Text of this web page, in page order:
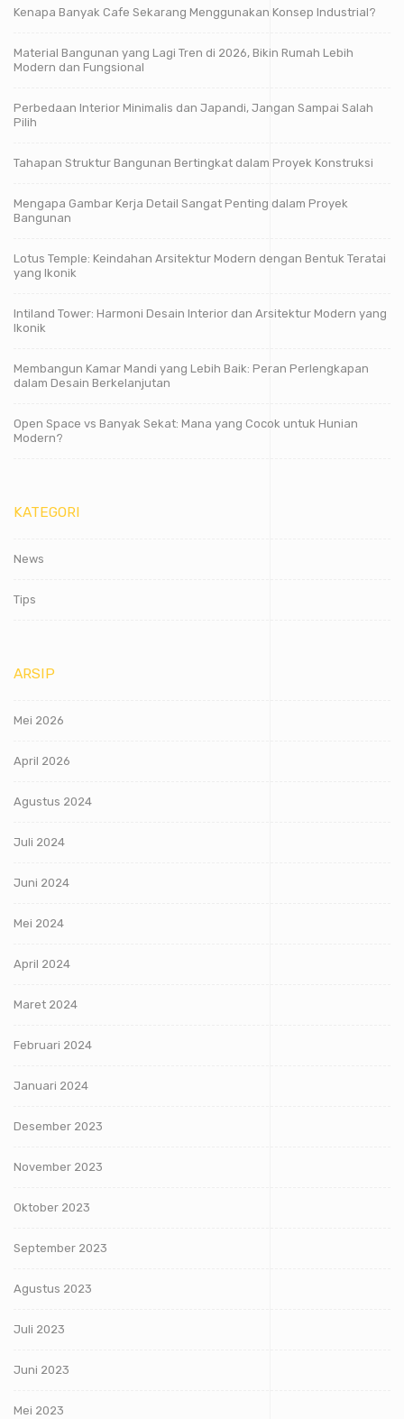
Kenapa Banyak Cafe Sekarang Menggunakan Konsep Industrial?
Material Bangunan yang Lagi Tren di 2026, Bikin Rumah Lebih
Modern dan Fungsional
Perbedaan Interior Minimalis dan Japandi, Jangan Sampai Salah
Pilih
Tahapan Struktur Bangunan Bertingkat dalam Proyek Konstruksi
Mengapa Gambar Kerja Detail Sangat Penting dalam Proyek
Bangunan
Lotus Temple: Keindahan Arsitektur Modern dengan Bentuk Teratai
yang Ikonik
Intiland Tower: Harmoni Desain Interior dan Arsitektur Modern yang
Ikonik
Membangun Kamar Mandi yang Lebih Baik: Peran Perlengkapan
dalam Desain Berkelanjutan
Open Space vs Banyak Sekat: Mana yang Cocok untuk Hunian
Modern?
KATEGORI
News
Tips
ARSIP
Mei 2026
April 2026
Agustus 2024
Juli 2024
Juni 2024
Mei 2024
April 2024
Maret 2024
Februari 2024
Januari 2024
Desember 2023
November 2023
Oktober 2023
September 2023
Agustus 2023
Juli 2023
Juni 2023
Mei 2023